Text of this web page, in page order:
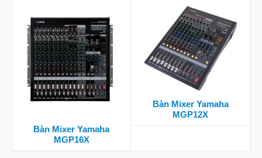
Bàn Mixer Yamaha
MGP16X
Bàn Mixer Yamaha
MGP12X